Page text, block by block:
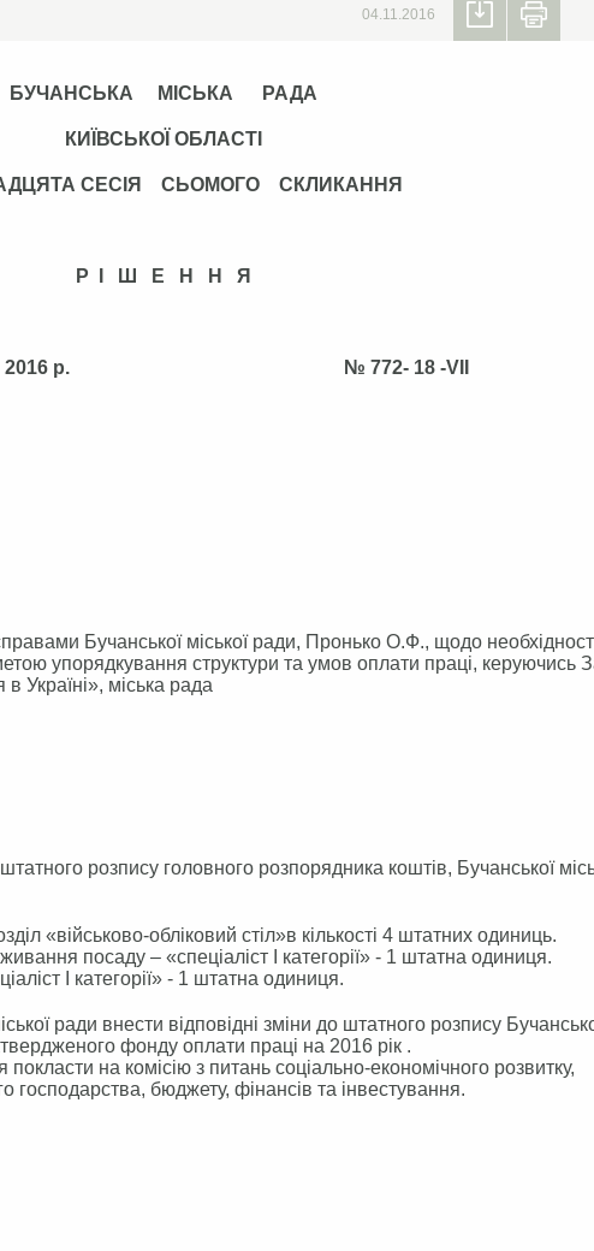
04.11.2016
БУЧАНСЬКА МІСЬКА РАДА
КИЇВСЬКОЇ ОБЛАСТІ
СЕСІЯ СЬОМОГО СКЛИКАННЯ
Р І Ш Е Н Н Я
2016 р. № 772- 18 -VІІ
Бучанської міської ради, Пронько О.Ф., щодо
упорядкування структури та умов оплати праці, керуючись
Україні», міська рада
розпису головного розпорядника коштів, Бучанської
«військово-обліковий стіл»в кількості 4 штатних одиниць.
посаду – «спеціаліст І категорії» - 1 штатна одиниця.
І категорії» - 1 штатна одиниця.
ради внести відповідні зміни до штатного розпису
фонду оплати праці на 2016 рік .
на комісію з питань соціально-економічного розвитку,
господарства, бюджету, фінансів та інвестування.